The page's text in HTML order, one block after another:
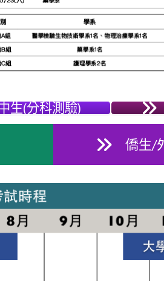
生(分科測驗)
僑生/